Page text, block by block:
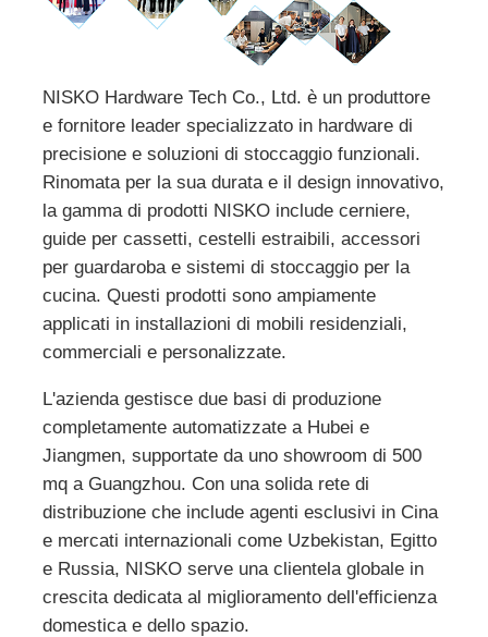
NISKO Hardware Tech Co., Ltd. è un produttore
e fornitore leader specializzato in hardware di
precisione e soluzioni di stoccaggio funzionali.
Rinomata per la sua durata e il design innovativo,
la gamma di prodotti NISKO include cerniere,
guide per cassetti, cestelli estraibili, accessori
per guardaroba e sistemi di stoccaggio per la
cucina. Questi prodotti sono ampiamente
applicati in installazioni di mobili residenziali,
commerciali e personalizzate.
L'azienda gestisce due basi di produzione
completamente automatizzate a Hubei e
Jiangmen, supportate da uno showroom di 500
mq a Guangzhou. Con una solida rete di
distribuzione che include agenti esclusivi in Cina
e mercati internazionali come Uzbekistan, Egitto
e Russia, NISKO serve una clientela globale in
crescita dedicata al miglioramento dell'efficienza
domestica e dello spazio.